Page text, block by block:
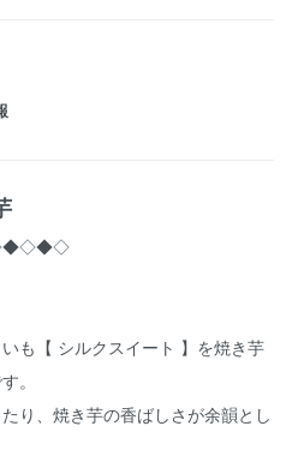
も【 シルクスイート 】を焼き芋
。
り、焼き芋の香ばしさが余韻とし